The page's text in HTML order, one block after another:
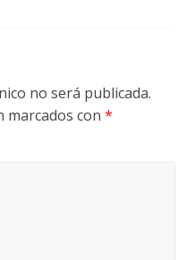
no será publicada.
marcados con*